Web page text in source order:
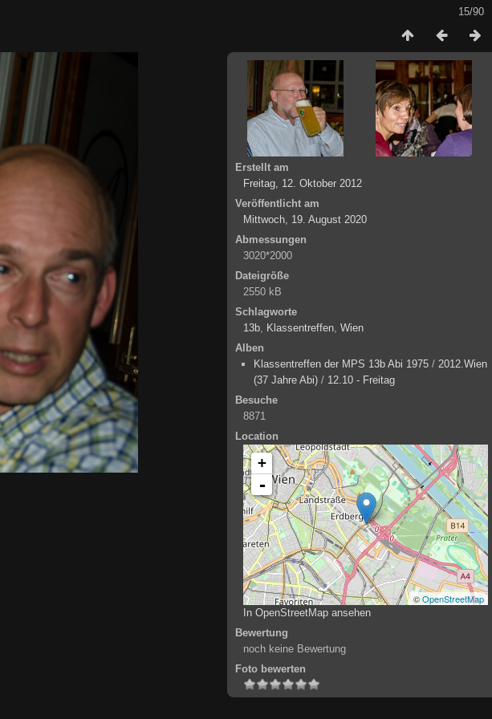
15/90
Erstellt am
Freitag, 12. Oktober 2012
Veröffentlicht am
Mittwoch, 19. August 2020
Abmessungen
3020*2000
Dateigröße
2550 kB
Schlagworte
13b, Klassentreffen, Wien
Alben
Klassentreffen der MPS 13b Abi 1975 / 2012.Wien
(37 Jahre Abi) / 12.10 - Freitag
Besuche
8871
Location
+
-
©OpenStreetMap
In OpenStreetMap ansehen
Bewertung
noch keine Bewertung
Foto bewerten